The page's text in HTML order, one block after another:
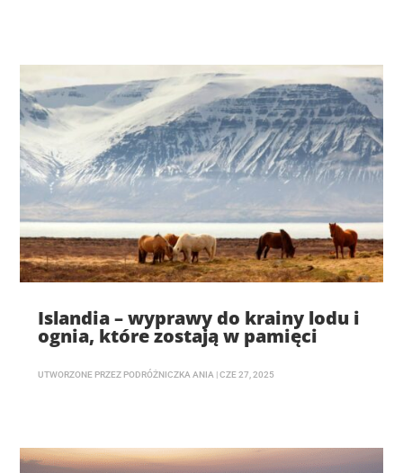
Islandia – wyprawy do krainy lodu i
ognia, które zostają w pamięci
UTWORZONE PRZEZ PODRÓŻNICZKA ANIA |CZE 27, 2025